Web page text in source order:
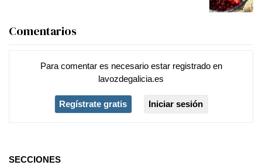
Comentarios
Para comentar es necesario estar registradoen
lavozdegalicia.es
Regístrate gratis Iniciar sesión
SECCIONES